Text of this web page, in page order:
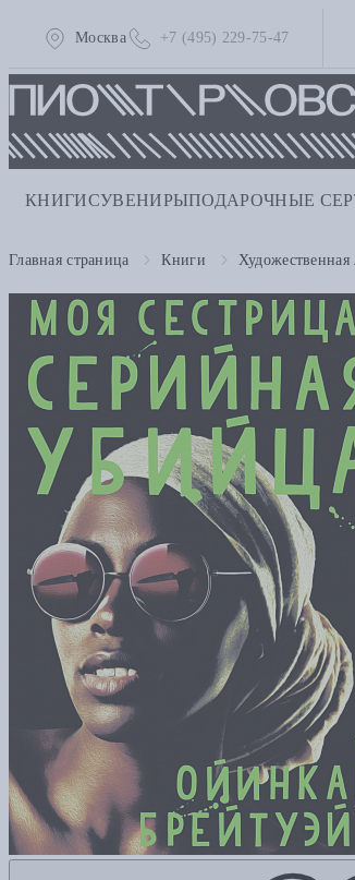
Москва +7 (495) 229-75-47
КНИГИСУВЕНИРЫПОДАРОЧНЫЕ
Главная страница Книги Художественная